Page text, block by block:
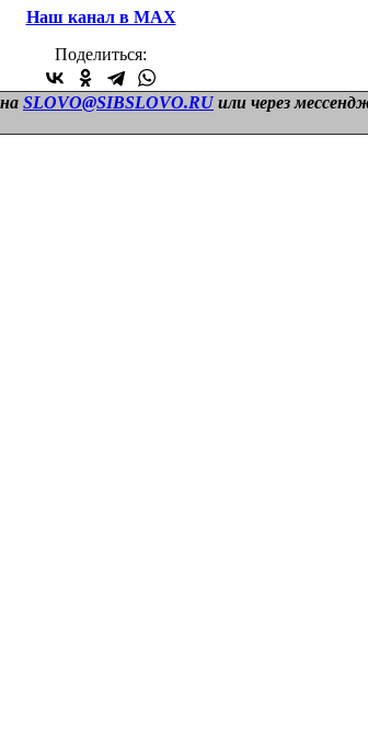
Наш канал в МАХ
Поделиться:
SLOVO@SIBSLOVO.RU или через